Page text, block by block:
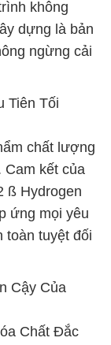
không
dựng là bản
ngừng cải
Tiên Tối
chất lượng
Cam kết của
ß Hydrogen
ứng mọi yêu
toàn tuyệt đối
Cậy Của
Chất Đắc